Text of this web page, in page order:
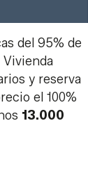
del 95% de
y reserva
el 100%
13.000